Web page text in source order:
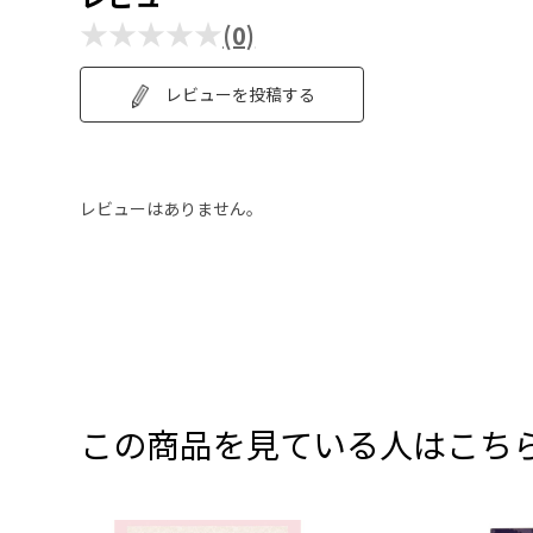
★★★★★(0)
レビューを投稿する
レビューはありません。
この商品を見ている人はこち